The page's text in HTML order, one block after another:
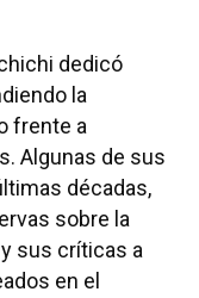
dedicó
la
frente a
Algunas de sus
décadas,
sobre la
sus críticas a
en el